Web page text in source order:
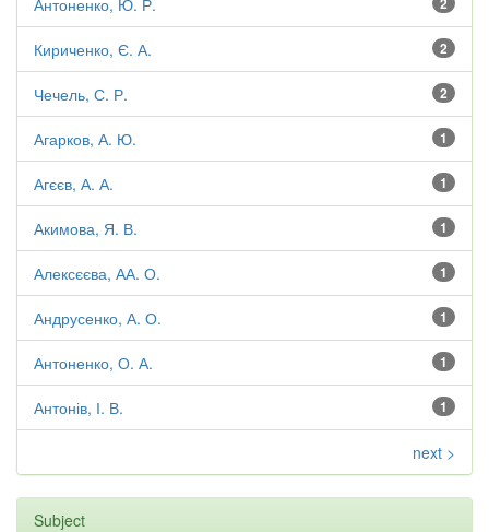
Антоненко, Ю. Р.
2
Кириченко, Є. А.
2
Чечель, С. Р.
1
Агарков, А. Ю.
1
Агєєв, А. А.
1
Акимова, Я. В.
1
Алексєєва, АА. О.
1
Андрусенко, А. О.
1
Антоненко, О. А.
1
Антонів, І. В.
next >
Subject